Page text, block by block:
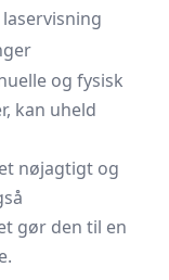
og fysisk
kan uheld
nøjagtigt og
gør den til en